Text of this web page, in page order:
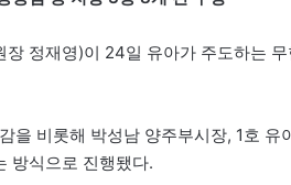
정재영)이 24일 유아가 주도하는
을 비롯해 박성남 양주부시장, 1호
방식으로 진행됐다.